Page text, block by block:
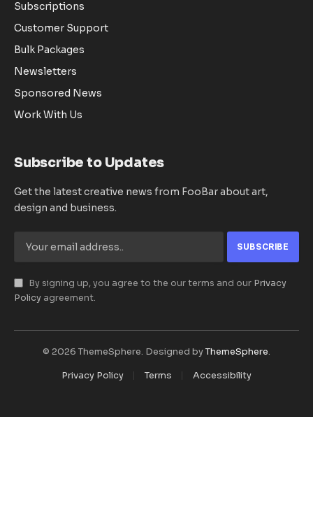
Subscriptions
Customer Support
Bulk Packages
Newsletters
Sponsored News
Work With Us
Subscribe to Updates
Get the latest creative news from FooBar about art,
design and business.
By signing up, you agree to the our terms and our Privacy
Policy agreement.
© 2026 ThemeSphere. Designed byThemeSphere.
Privacy Policy
Terms Accessibility